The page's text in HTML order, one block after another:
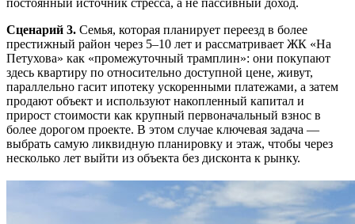
постоянный источник стресса, а не пассивный доход.
Сценарий 3. Семья, которая планирует переезд в более
престижный район через 5–10 лет и рассматривает ЖК «На
Петухова» как «промежуточный трамплин»: они покупают
здесь квартиру по относительно доступной цене, живут,
параллельно гасит ипотеку ускоренными платежами, а затем
продают объект и используют накопленный капитал и
прирост стоимости как крупный первоначальный взнос в
более дорогом проекте. В этом случае ключевая задача —
выбрать самую ликвидную планировку и этаж, чтобы через
несколько лет выйти из объекта без дисконта к рынку.